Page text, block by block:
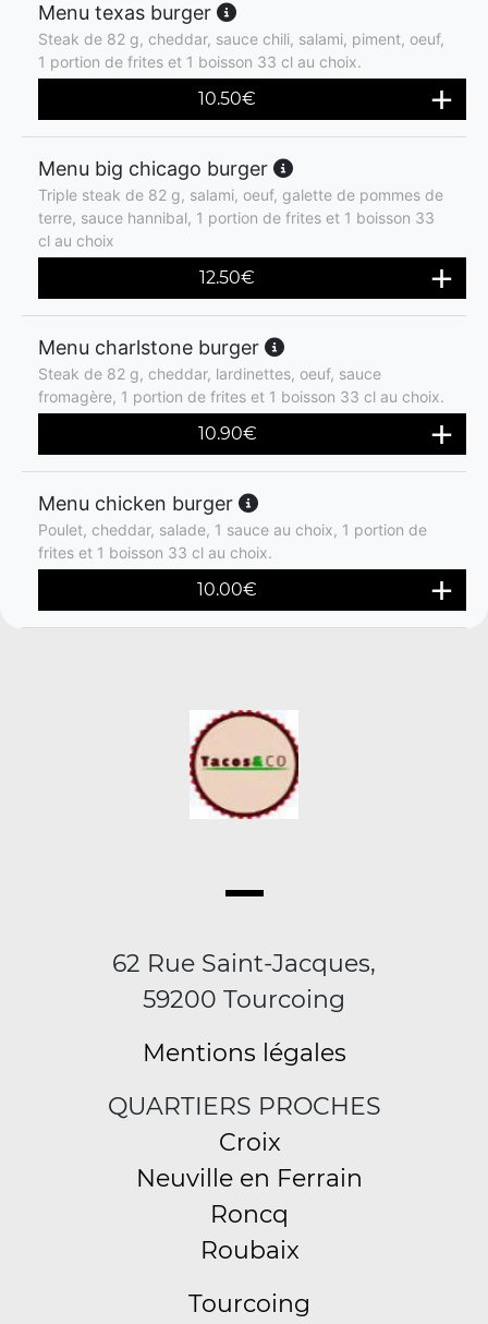
Menu texas burger
Steak de 82 g, cheddar, sauce chili, salami, piment, oeuf,
1 portion de frites et 1 boisson 33 cl au choix.
10.50€
Menu big chicago burger
Triple steak de 82 g, salami, oeuf, galette de pommes de
terre, sauce hannibal, 1 portion de frites et 1 boisson 33
cl au choix
12.50€
Menu charlstone burger
Steak de 82 g, cheddar, lardinettes, oeuf, sauce
fromagère, 1 portion de frites et 1 boisson 33 cl au choix.
10.90€
Menu chicken burger
Poulet, cheddar, salade, 1 sauce au choix, 1 portion de
frites et 1 boisson 33 cl au choix.
10.00€
62 Rue Saint-Jacques,
59200 Tourcoing
Mentions légales
QUARTIERS PROCHES
Croix
Neuville en Ferrain
Roncq
Roubaix
Tourcoing